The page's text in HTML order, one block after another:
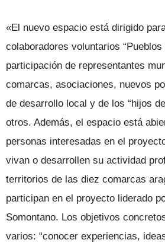
«El nuevo espacio está dirigido
colaboradores voluntarios “Pueblos
participación de representantes
comarcas, asociaciones, nuevos
de desarrollo local y de los “hijos
otros. Además, el espacio está
personas interesadas en el
vivan o desarrollen su actividad
territorios de las diez comarcas
participan en el proyecto liderado
Somontano. Los objetivos
varios: “conocer experiencias,